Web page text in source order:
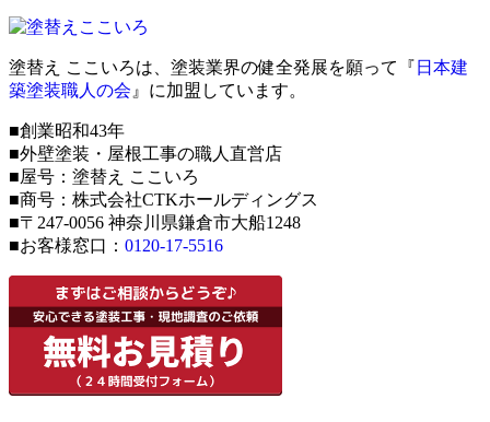
塗替え ここいろは、塗装業界の健全発展を願って『 日本建
築塗装職人の会』に加盟しています。
■創業昭和43年
■外壁塗装・屋根工事の職人直営店
■屋号：塗替え ここいろ
■商号：株式会社CTKホールディングス
■〒247-0056 神奈川県鎌倉市大船1248
■お客様窓口： 0120-17-5516